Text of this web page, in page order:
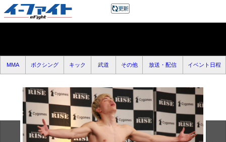
MMA ボクシング キック 武道 その他 放送・配信 イベント日程